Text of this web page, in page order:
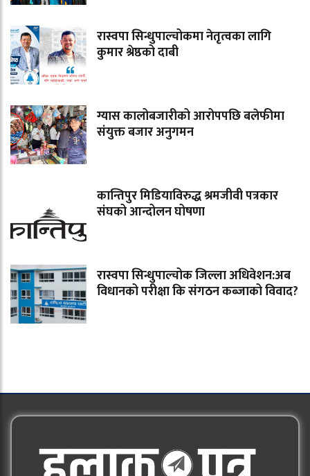
रास्वपा सिन्धुपाल्चोकमा नेतृत्वका लागि
कुमार श्रेष्ठको दाबी
ग्यास कालोबजारीको आरोपपछि बलेफीमा
संयुक्त बजार अनुगमन
कान्तिपुर मिडियाविरुद्ध श्रमजीवी पत्रकार
संघको आन्दोलन घोषणा
रास्वपा सिन्धुपाल्चोक जिल्ला अधिवेशन:अब
विधानको परीक्षा कि संगठन कब्जाको विवाद?